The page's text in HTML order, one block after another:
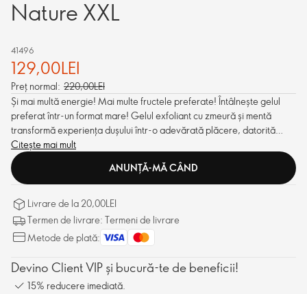
Nature XXL
41496
129,00LEI
Preț normal: 220,00LEI
Și mai multă energie! Mai multe fructele preferate! Întâlnește gelul
preferat într-un format mare! Gelul exfoliant cu zmeură și mentă
transformă experiența dușului într-o adevărată plăcere, datorită
parfumului său de fructe de pădure și particulelor exfoliante naturale.
Citește mai mult
ANUNȚĂ-MĂ CÂND
Livrare de la 20,00LEI
Termen de livrare: Termeni de livrare
Metode de plată:
Devino Client VIP și bucură-te de beneficii!
15% reducere imediată.